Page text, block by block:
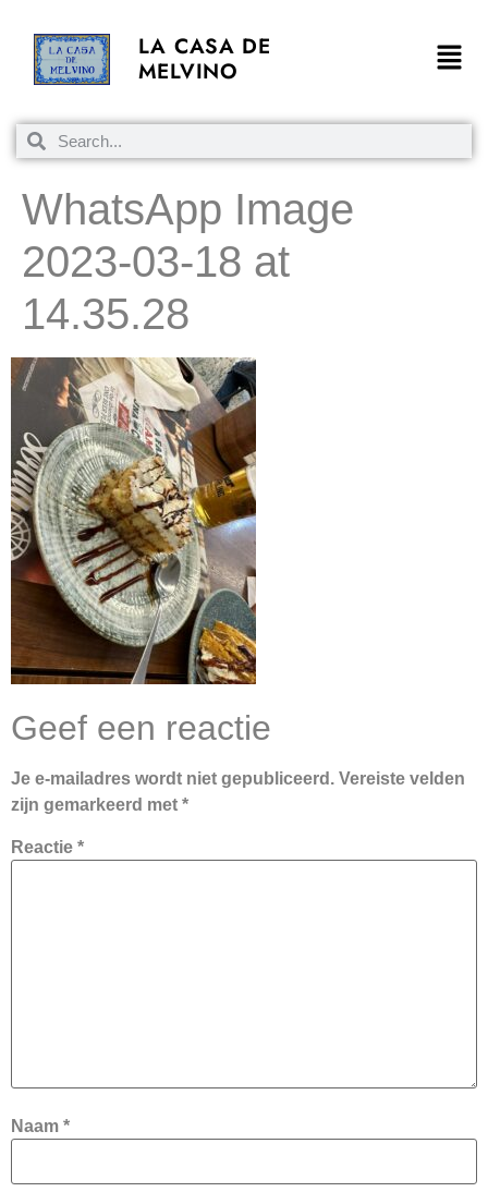
LA CASA DE
MELVINO
WhatsApp Image
2023-03-18 at
14.35.28
Geef een reactie
Je e-mailadres wordt niet gepubliceerd. Vereiste velden
zijn gemarkeerd met *
Reactie *
Naam *